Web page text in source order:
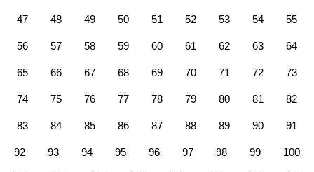
47 48 49 50 51 52 53 54 55
56 57 58 59 60 61 62 63 64
65 66 67 68 69 70 71 72 73
74 75 76 77 78 79 80 81 82
83 84 85 86 87 88 89 90 91
92 93 94 95 96 97 98 99 100